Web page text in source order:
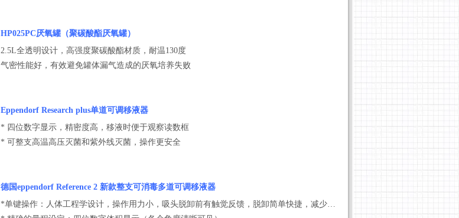
HP025PC厌氧罐（聚碳酸酯厌氧罐）
2.5L全透明设计，高强度聚碳酸酯材质，耐温130度
气密性能好，有效避免罐体漏气造成的厌氧培养失败
Eppendorf Research plus单道可调移液器
* 四位数字显示，精密度高，移液时便于观察读数框
* 可整支高温高压灭菌和紫外线灭菌，操作更安全
德国eppendorf Reference 2 新款整支可消毒多道可调移液器
*单键操作：人体工程学设计，操作用力小，吸头脱卸前有触觉反馈，脱卸简单快捷，减少气溶胶，不必移动拇指，减少重复性劳损